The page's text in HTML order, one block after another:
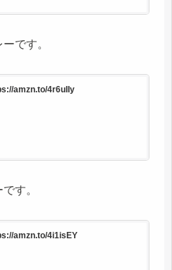
です。
amzn.to/4r6uIIy
す。
amzn.to/4i1isEY